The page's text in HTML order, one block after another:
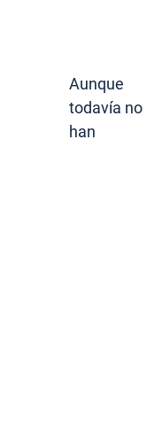
Aunque
todavía no
han